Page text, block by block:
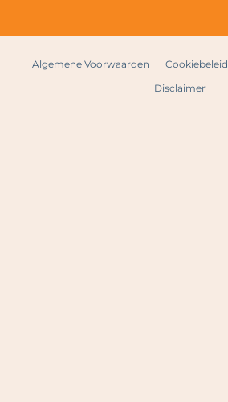
Algemene Voorwaarden Cookiebeleid
Disclaimer